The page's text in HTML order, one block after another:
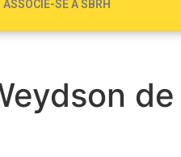
ASSOCIE-SE À SBRH